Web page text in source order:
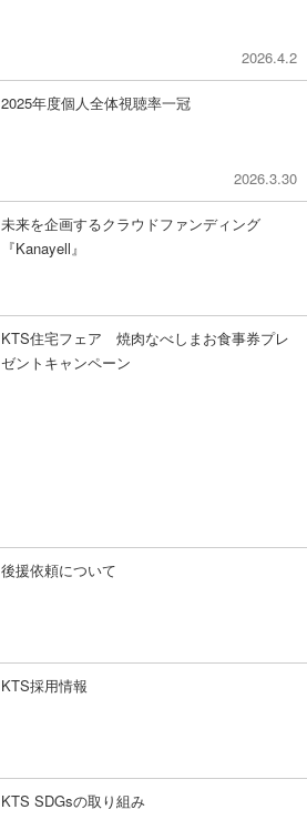
2026.4.2
​2025年度個人全体視聴率一冠
2026.3.30
未来を企画するクラウドファンディング
『Kanayell』
KTS住宅フェア 焼肉なべしまお食事券プレ
ゼントキャンペーン
後援依頼について
KTS採用情報
KTS SDGsの取り組み